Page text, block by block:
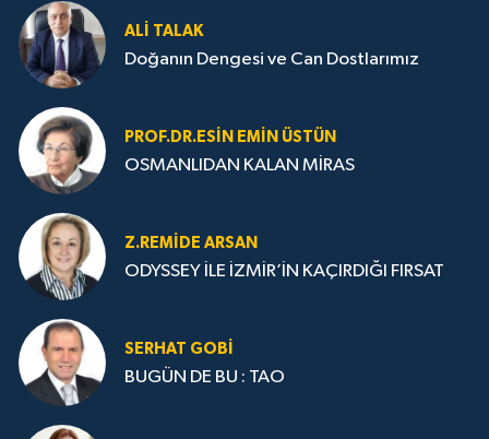
ALI TALAK
Doğanın Dengesi ve Can Dostlarımız
PROF.DR.ESIN EMIN ÜSTÜN
OSMANLIDAN KALAN MİRAS
Z.REMIDE ARSAN
ODYSSEY İLE İZMİR’İN KAÇIRDIĞI FIRSAT
SERHAT GOBİ
BUGÜN DE BU : TAO